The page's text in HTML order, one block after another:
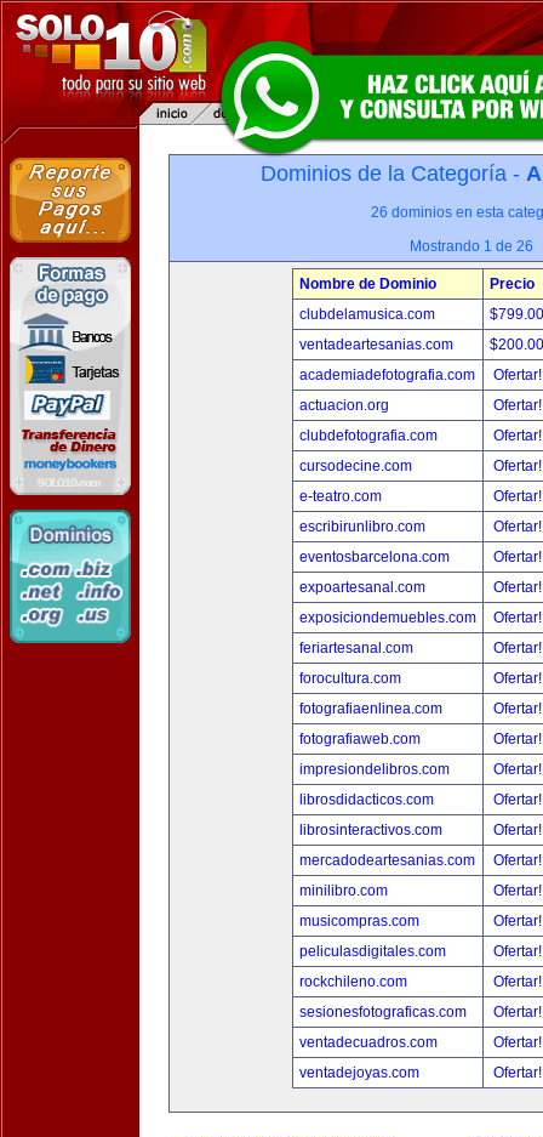
Dominios de la Categoría -
26 dominios en esta
Mostrando 1 de 26
Nombre de Dominio
Precio
clubdelamusica.com
ventadeartesanias.com
academiadefotografia.com
actuacion.org
clubdefotografia.com
cursodecine.com
e-teatro.com
escribirunlibro.com
eventosbarcelona.com
expoartesanal.com
exposiciondemuebles.com
feriartesanal.com
forocultura.com
fotografiaenlinea.com
fotografiaweb.com
impresiondelibros.com
librosdidacticos.com
librosinteractivos.com
mercadodeartesanias.com
minilibro.com
musicompras.com
peliculasdigitales.com
rockchileno.com
sesionesfotograficas.com
ventadecuadros.com
ventadejoyas.com